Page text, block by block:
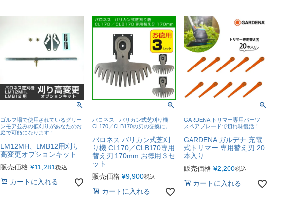
ゴルフ場で使用されているグリー
ンモア並みの低刈りがあなたのお
庭で可能になります！
LM12MH、LMB12用刈り
高変更オプションキット
販売価格 ¥11,281税込
カートに入れる
バロネス バリカン式芝刈り機
CL170／CLB170の刃の交換に。
バロネス バリカン式芝刈
り機 CL170／CLB170専用
替え刃 170mm お徳用３セ
ット
販売価格 ¥9,900税込
カートに入れる
GARDENA トリマー専用パーツ
スペアブレードで切れ味復活！
GARDENA ガルデナ 充電
式トリマー 専用替え刃 20
本入り
販売価格 ¥2,200税込
カートに入れる